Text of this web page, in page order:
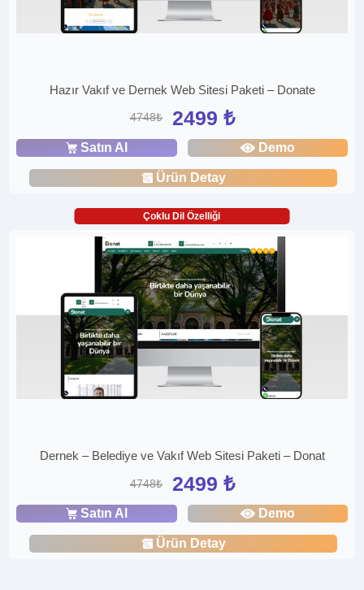
Hazır Vakıf ve Dernek Web Sitesi Paketi – Donate
4748₺ 2499 ₺
Satın Al Demo
Ürün Detay
Çoklu Dil Özelliği
Dernek – Belediye ve Vakıf Web Sitesi Paketi – Donat
4748₺ 2499 ₺
Satın Al Demo
Ürün Detay